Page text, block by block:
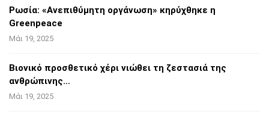
Ρωσία: «Ανεπιθύμητη οργάνωση» κηρύχθηκε η
Greenpeace
Μάι 19, 2025
Βιονικό προσθετικό χέρι νιώθει τη ζεστασιά της
ανθρώπινης…
Μάι 19, 2025